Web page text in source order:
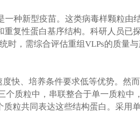
种新型疫苗。这类病毒样颗粒
复性蛋白基序结构。科研人员已
，需综合评估重组VLPs的质量
快、培养条件要求低等优势。然
质粒中，串联整合于单一质粒中
粒共同表达这些结构蛋白。采用